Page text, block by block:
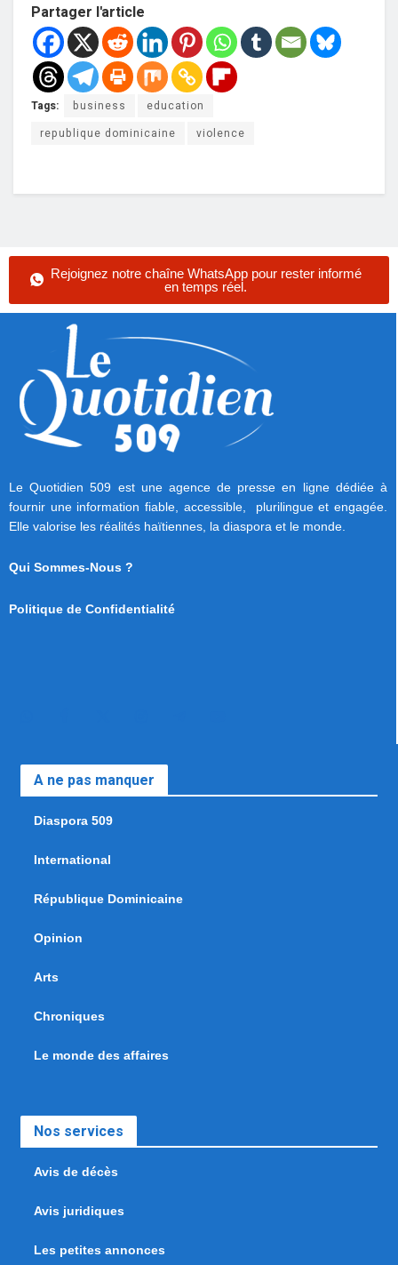
Partager l'article
Tags: business
education
republique dominicaine
violence
Rejoignez notre chaîne WhatsApp pour rester informé
en temps réel.
Le Quotidien 509 est une agence de presse en ligne dédiée à
fournir une information fiable, accessible, plurilingue et engagée.
Elle valorise les réalités haïtiennes, la diaspora et le monde.
Qui Sommes-Nous ?
Politique de Confidentialité
A ne pas manquer
Diaspora 509
International
République Dominicaine
Opinion
Arts
Chroniques
Le monde des affaires
Nos services
Avis de décès
Avis juridiques
Les petites annonces